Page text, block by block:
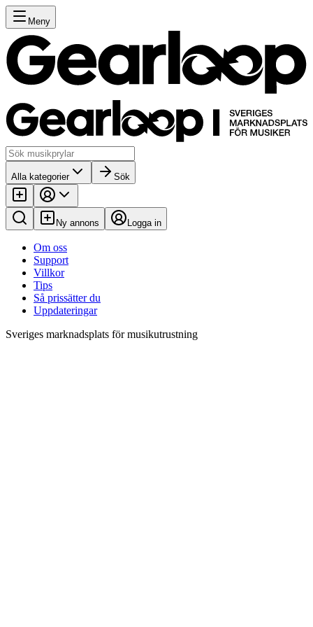
Meny
Alla kategorier Sök
Ny annons Logga in
Om oss
Support
Villkor
Tips
Så prissätter du
Uppdateringar
Sveriges marknadsplats för musikutrustning